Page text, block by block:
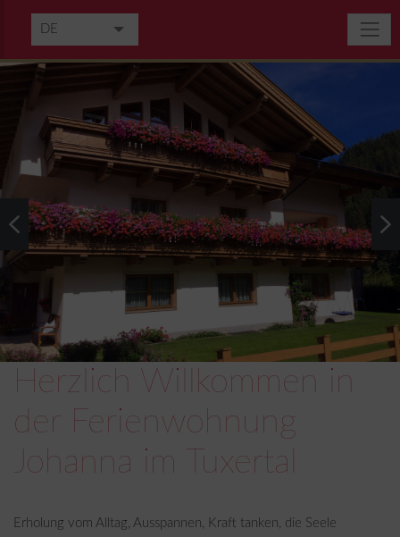
DE
EN
Herzlich Willkommen in
der Ferienwohnung
Johanna im Tuxertal
Erholung vom Alltag, Ausspannen, Kraft tanken, die Seele